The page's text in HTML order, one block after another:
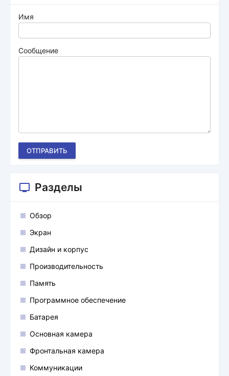
Имя
Сообщение
ОТПРАВИТЬ
Разделы
Обзор
Экран
Дизайн и корпус
Производительность
Память
Программное обеспечение
Батарея
Основная камера
Фронтальная камера
Коммуникации